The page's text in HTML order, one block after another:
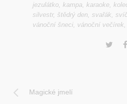
jezulátko kampa karaoke
silvestr, štědrý den svařák
vánoční šneci vánoční večírek
Magické jmelí